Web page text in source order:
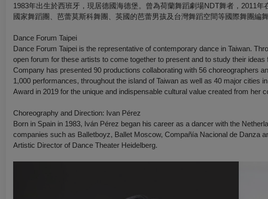
1983年出生於西班牙，現居德國海德堡。曾為荷蘭舞蹈劇場NDT舞者，2011
國家舞蹈團、芭蕾莫斯科舞團、英國的芭蕾男孩及台灣舞蹈空間等國際舞團編
Dance Forum Taipei
Dance Forum Taipei is the representative of contemporary dance in Taiwan.
open forum for these artists to come together to present and to study their
Company has presented 90 productions collaborating with 56 choreographers
1,000 performances, throughout the island of Taiwan as well as 40 major cities
Award in 2019 for the unique and indispensable cultural value created from her
Choreography and Direction: Ivan Pérez
Born in Spain in 1983, Iván Pérez began his career as a dancer with the
companies such as Balletboyz, Ballet Moscow, Compañía Nacional de Danza
Artistic Director of Dance Theater Heidelberg.